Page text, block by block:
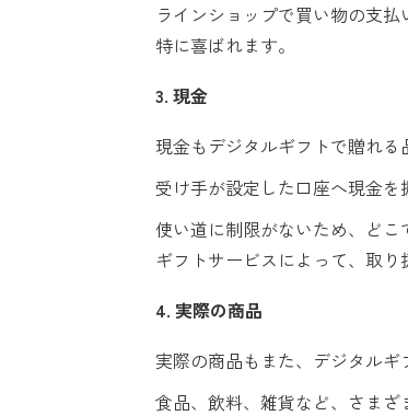
ラインショップで買い物の支
特に喜ばれます。
3. 現金
現金もデジタルギフトで贈れる
受け手が設定した口座へ現金を
使い道に制限がないため、ど
ギフトサービスによって、取り
4. 実際の商品
実際の商品もまた、デジタルギ
食品、飲料、雑貨など、さま